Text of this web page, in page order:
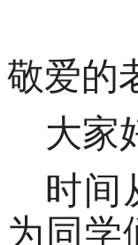
敬爱的
大家
时间
为同学